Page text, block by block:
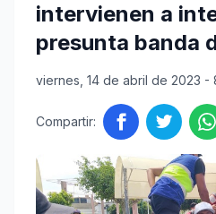
intervienen a
presunta banda
viernes, 14 de abril de 2023 -
Compartir: